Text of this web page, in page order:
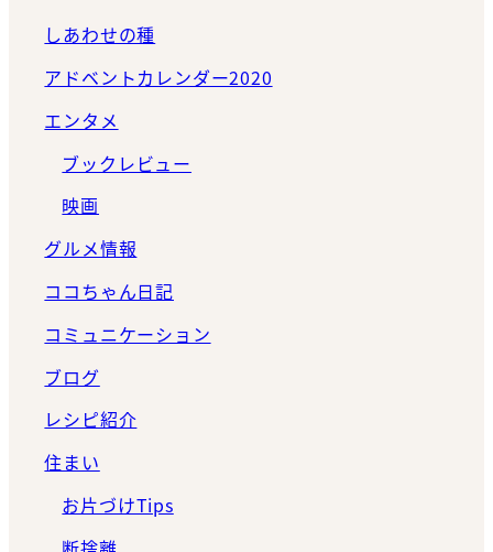
しあわせの種
アドベントカレンダー2020
エンタメ
ブックレビュー
映画
グルメ情報
ココちゃん日記
コミュニケーション
ブログ
レシピ紹介
住まい
お片づけTips